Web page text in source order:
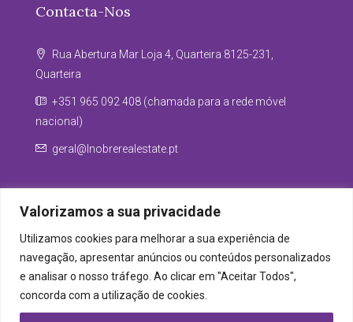
Valorizamos a sua privacidade
Utilizamos cookies para melhorar a sua experiência de
navegação, apresentar anúncios ou conteúdos personalizados
e analisar o nosso tráfego. Ao clicar em "Aceitar Todos",
concorda com a utilização de cookies.
Contacta-Nos
Rua Abertura Mar Loja 4, Quarteira 8125-231,
Quarteira
+351 965 092 408 (chamada para a rede móvel
nacional)
geral@lnobrerealestate.pt